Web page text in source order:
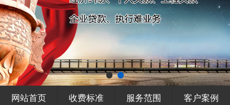
网站首页 收费标准 服务范围 客户案例